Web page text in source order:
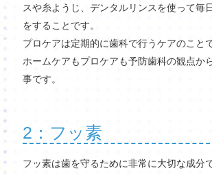
スや糸ようじ、デンタルリンスを使って毎
をすることです。
プロケアは定期的に歯科で行うケアのこと
ホームケアもプロケアも予防歯科の観点か
事です。
2：フッ素
フッ素は歯を守るために非常に大切な成分